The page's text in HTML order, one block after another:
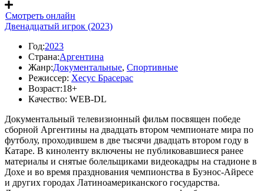
Смотреть онлайн
Двенадцатый игрок (2023)
Год:2023
Страна:Аргентина
Жанр:Документальные, Спортивные
Режиссер: Хесус Брасерас
Возраст:18+
Качество: WEB-DL
Документальный телевизионный фильм посвящен победе
сборной Аргентины на двадцать втором чемпионате мира по
футболу, проходившем в две тысячи двадцать втором году в
Катаре. В киноленту включены не публиковавшиеся ранее
материалы и снятые болельщиками видеокадры на стадионе в
Дохе и во время празднования чемпионства в Буэнос-Айресе
и других городах Латиноамериканского государства.